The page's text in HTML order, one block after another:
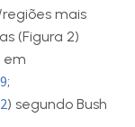
mais
(Figura 2)
em
;
) segundo Bush